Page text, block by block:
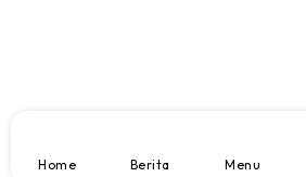
Home Berita Menu